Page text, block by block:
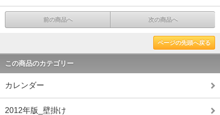
前の商品へ 次の商品へ
ページの先頭へ戻る
この商品のカテゴリー
カレンダー
2012年版_壁掛け